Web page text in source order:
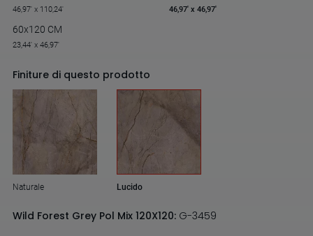
46,97' x 110,24' 46,97' x 46,97'
60x120 CM
23,44' x 46,97'
Finiture di questo prodotto
Naturale Lucido
Wild Forest Grey Pol Mix 120X120: G-3459